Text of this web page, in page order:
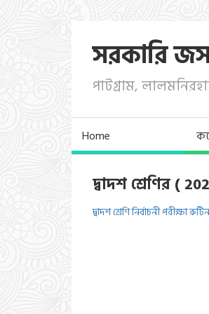
সরকারি
পাটগ্রাম,
Home
দ্বাদশ শ্রেণির (
দ্বাদশ শ্রেণি নির্বাচনী পরীক্ষা